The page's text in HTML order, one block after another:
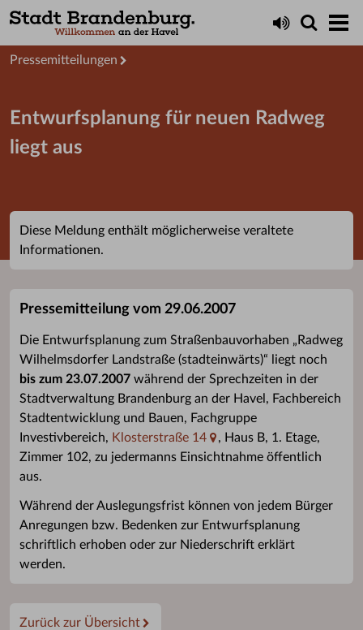
Presseservice
Pressemitteilungen
Entwurfsplanung für neuen Radweg
liegt aus
Diese Meldung enthält möglicherweise veraltete
Informationen.
Pressemitteilung vom 29.06.2007
Die Entwurfsplanung zum Straßenbauvorhaben „Radweg
Wilhelmsdorfer Landstraße (stadteinwärts)“ liegt noch
bis zum 23.07.2007 während der Sprechzeiten in der
Stadtverwaltung Brandenburg an der Havel, Fachbereich
Stadtentwicklung und Bauen, Fachgruppe
Investivbereich, Klosterstraße 14
, Haus B, 1. Etage,
Zimmer 102, zu jedermanns Einsichtnahme öffentlich
aus.
Während der Auslegungsfrist können von jedem Bürger
Anregungen bzw. Bedenken zur Entwurfsplanung
schriftlich erhoben oder zur Niederschrift erklärt
werden.
Zurück zur Übersicht